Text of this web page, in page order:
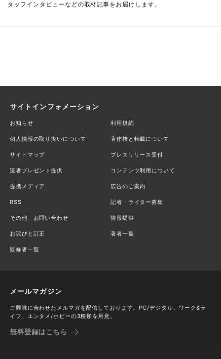
タッフインタビューなどの取材記事をお届けします。
サイトインフォメーション
お知らせ 利用規約
個人情報の取り扱いについて 著作権と転載について
サイトマップ プレスリリース受付
読者プレゼント提供 コンテンツ利用について
提携メディア 広告のご案内
RSS 記者・ライター募集
その他、お問い合わせ 情報提供
お詫びと訂正 著者一覧
監修者一覧
メールマガジン
ご興味に合わせたメルマガを配信しております。PC/デジタル、ワーク&ラ
イフ、エンタメ/ホビーの3種類を用意。
無料登録はこちら